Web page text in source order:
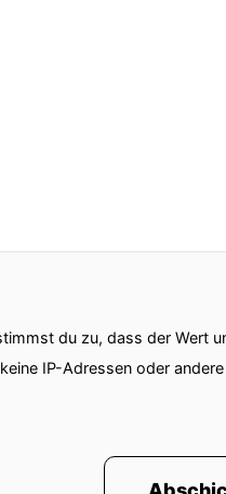
du zu, dass der Wert
IP-Adressen oder